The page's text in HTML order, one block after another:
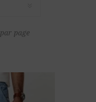
par page